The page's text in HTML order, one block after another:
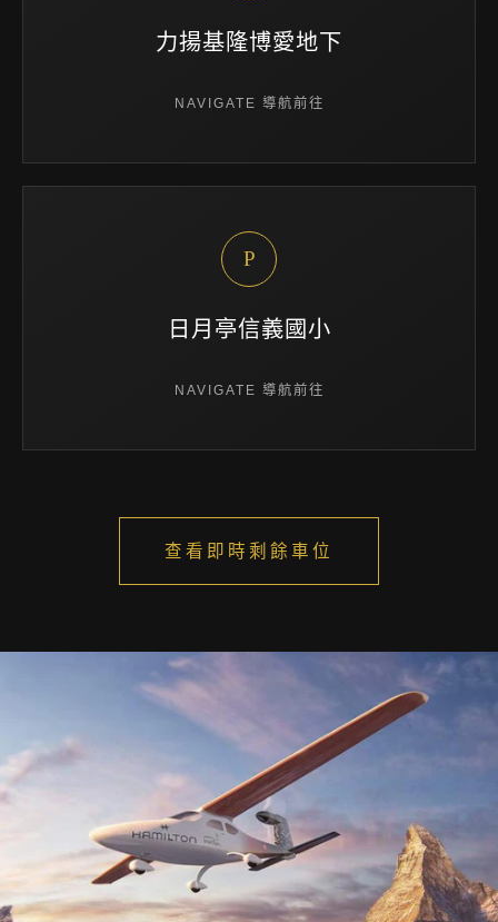
力揚基隆博愛地下
NAVIGATE 導航前往
P
日月亭信義國小
NAVIGATE 導航前往
查看即時剩餘車位